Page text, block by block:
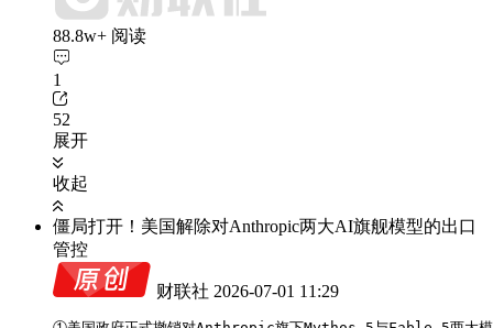
88.8w+ 阅读
1
52
展开
收起
僵局打开！美国解除对Anthropic两大AI旗舰模型的出口
管控
财联社 2026-07-01 11:29